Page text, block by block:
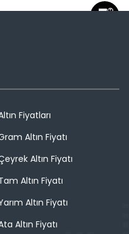
Fiyatları
Altın Fiyatı
Altın Fiyatı
Altın Fiyatı
Altın Fiyatı
Altın Fiyatı